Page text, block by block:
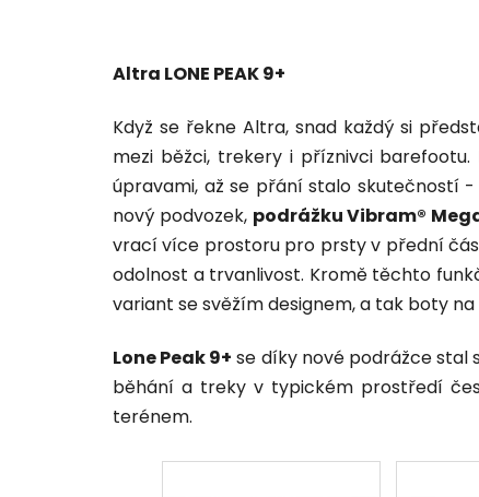
Altra LONE PEAK 9+
Když se řekne Altra, snad každý si
mezi běžci, trekery i příznivci
úpravami, až se přání stalo skutečností
nový podvozek, podrážku Vibram®
vrací více prostoru pro prsty v přední
odolnost a trvanlivost. Kromě těchto
variant se svěžím designem, a tak boty
Lone Peak 9+ se díky nové podrážce stal
běhání a treky v typickém prostředí
terénem.